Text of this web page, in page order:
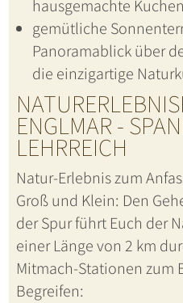
hausgemachte Kuchen
gemütliche
Panoramablick über
die einzigartige
ENGLMAR -
LEHRREICH
Natur-Erlebnis zum
Groß und Klein: Den
der Spur führt Euch der
einer Länge von 2 km
Mitmach-Stationen zum
Begreifen: